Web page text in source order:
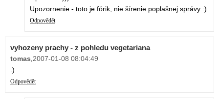
Upozornenie - toto je fórik, nie šírenie poplašnej správy :)
Odpovědět
vyhozeny prachy - z pohledu vegetariana
tomas,2007-01-08 08:04:49
:)
Odpovědět